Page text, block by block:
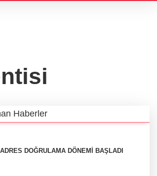
Haberler
ADRES DOĞRULAMA DÖNEMİ BAŞLADI